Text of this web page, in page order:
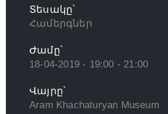
Տեսակը՝
Համերգներ
Ժամը՝
18-04-2019 - 19:00 - 21:00
Վայրը՝
Aram Khachaturyan Museum